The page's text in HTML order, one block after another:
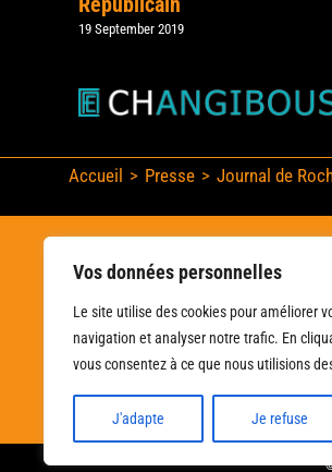
Vos données personnelles
Le site utilise des cookies pour améliorer
navigation et analyser notre trafic. En
vous consentez à ce que nous utilisions
J'adapte Je refuse
19 September 2019
Accueil Presse Journal de